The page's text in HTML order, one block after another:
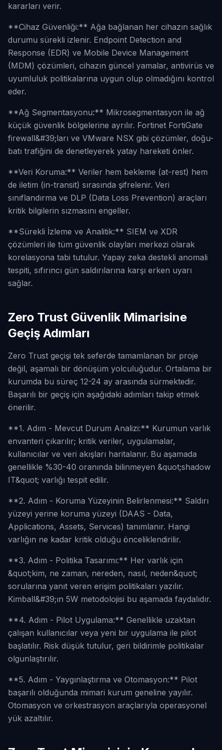
kararları verir.
**Cihaz Güvenliği:** Ağa bağlanan her cihazın sağlık
durumu sürekli izlenir. Endpoint Detection and
Response (EDR) ve Mobile Device Management
(MDM) çözümleri, cihazın güncel yamalar, antivirüs ve
uyumluluk politikalarına uygun olup olmadığını kontrol
eder.
**Ağ Segmentasyonu:** Mikrosegmentasyon ile ağ
küçük güvenlik bölgelerine ayrılır. Fortinet FortiGate
firewall&#39;ları ve VMware NSX gibi çözümler, doğu-
batı trafiğini de denetleyerek yatay hareketi önler.
**Veri Koruma:** Veriler hem bekleme (at-rest) hem
de iletim (in-transit) sırasında şifrelenir. Veri
sınıflandırma ve DLP (Data Loss Prevention) araçları
kritik bilgilerin sızmasını engeller.
**Sürekli İzleme ve Analitik:** SIEM ve XDR
çözümleri ile tüm güvenlik olayları merkezi olarak
korelasyona tabi tutulur. Yapay zeka destekli anomali
tespiti, sıfırıncı gün saldırılarına karşı erken uyarı
sağlar.
Zero Trust Güvenlik Mimarisine
Geçiş Adımları
Zero Trust geçişi tek seferde tamamlanan bir proje
değil, aşamalı bir dönüşüm yolculuğudur. Ortalama bir
kurumda bu süreç 12-24 ay arasında sürmektedir.
Başarılı bir geçiş için aşağıdaki adımları takip etmek
önerilir.
**1. Adım - Mevcut Durum Analizi:** Kurumun varlık
envanteri çıkarılır; kritik veriler, uygulamalar,
kullanıcılar ve veri akışları haritalanır. Bu aşamada
genellikle %30-40 oranında bilinmeyen &quot;shadow
IT&quot; varlığı tespit edilir.
**2. Adım - Koruma Yüzeyinin Belirlenmesi:** Saldırı
yüzeyi yerine koruma yüzeyi (DAAS - Data,
Applications, Assets, Services) tanımlanır. Hangi
varlığın ne kadar kritik olduğu önceliklendirilir.
**3. Adım - Politika Tasarımı:** Her varlık için
&quot;kim, ne zaman, nereden, nasıl, neden&quot;
sorularına yanıt veren erişim politikaları yazılır.
Kimball&#39;ın 5W metodolojisi bu aşamada faydalıdır.
**4. Adım - Pilot Uygulama:** Genellikle uzaktan
çalışan kullanıcılar veya yeni bir uygulama ile pilot
başlatılır. Risk düşük tutulur, geri bildirimle politikalar
olgunlaştırılır.
**5. Adım - Yaygınlaştırma ve Otomasyon:** Pilot
başarılı olduğunda mimari kurum geneline yayılır.
Otomasyon ve orkestrasyon araçlarıyla operasyonel
yük azaltılır.